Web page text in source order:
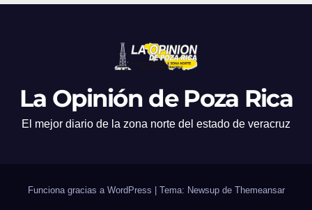
La Opinión de Poza Rica
El mejor diario de la zona norte del estado de veracruz
Funciona gracias a WordPress Tema: Newsup de Themeansar